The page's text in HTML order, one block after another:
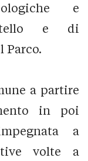
e
e di
Parco.
a partire
in poi
a
volte a